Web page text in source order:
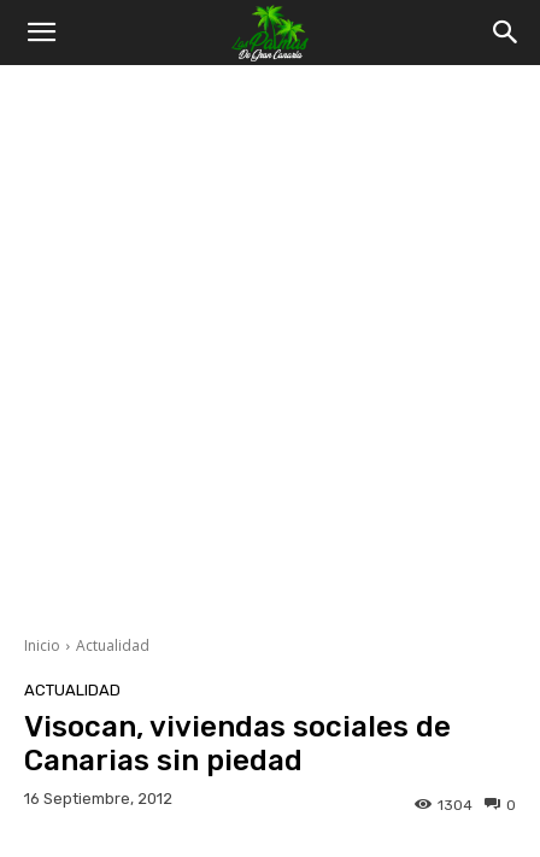
Inicio Actualidad
ACTUALIDAD
Visocan, viviendas sociales de
Canarias sin piedad
16 Septiembre, 2012 0
1304